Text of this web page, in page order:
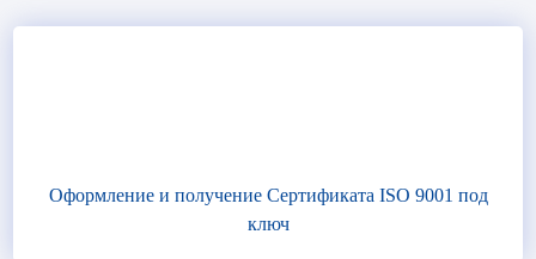
Оформление и получение Сертификата ISO 9001 под
ключ